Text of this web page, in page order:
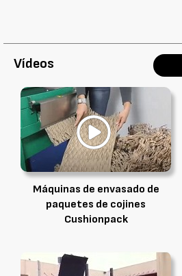
Vídeos
Máquinas de envasado de
paquetes de cojines
Cushionpack